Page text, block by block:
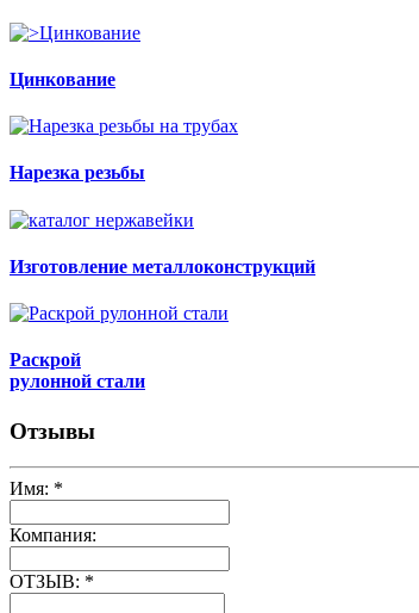
Цинкование
Нарезка резьбы
Изготовление металлоконструкций
Раскрой
рулонной стали
Отзывы
Имя: *
Компания:
ОТЗЫВ: *